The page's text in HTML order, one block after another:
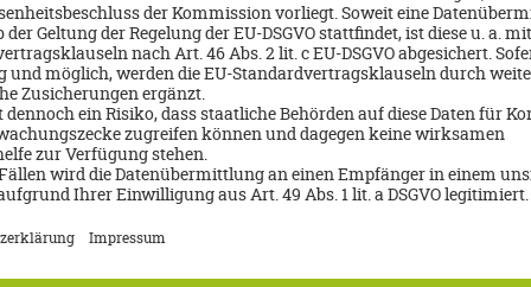
Island Escape by Burasari
8 Tage/All Inclusive
Inkl. Flug ab/bis Deutschland
03.11.2026
p.P. ab 1.095 €
8 Tage/All
20.10.2026